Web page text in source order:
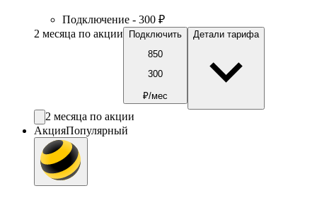
Подключение - 300 ₽
2 месяца по акции
Подключить
850
300
₽/мес
Детали тарифа
2 месяца по акции
АкцияПопулярный